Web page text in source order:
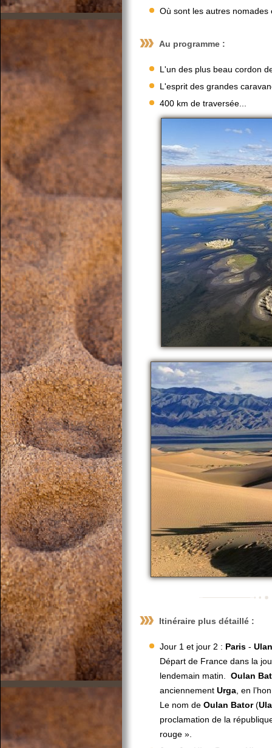
Où sont les autres nomades
Au programme :
L'un des plus beau cordon
L'esprit des grandes
400 km de traversée...
Itinéraire plus détaillé :
Jour 1 et jour 2 : Paris - Ulan
Départ de France dans la
lendemain matin. Oulan
anciennement Urga , en
Le nom de Oulan Bator(
proclamation de la
rouge ».